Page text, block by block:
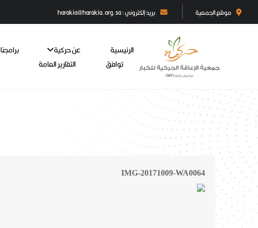
موقع الجمعية بريد إلكتروني : harakia@harakia.org.sa
الرئيسية عن حركية برامجنا
توافق
التقارير العامة
IMG-20171009-WA0064